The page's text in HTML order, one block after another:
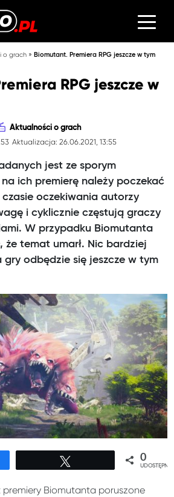
o grach »Biomutant. Premiera RPG jeszcze w tym
RPG jeszcze w
Aktualności o grach
Aktualizacja: 26.06.2021, 13:55
jest ze sporym
ich premierę należy poczekać
oczekiwania autorzy
i cyklicznie częstują graczy
W przypadku Biomutanta
że temat umarł. Nic bardziej
gry odbędzie się jeszcze w tym
0
Biomutanta poruszone